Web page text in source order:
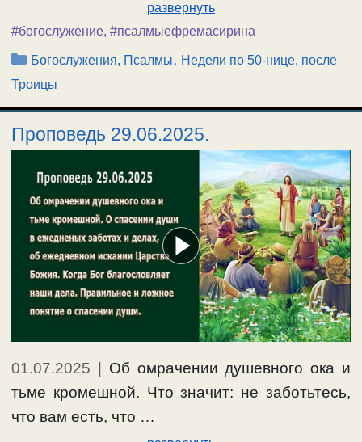
развернуть
#богослужение, #псалмыефремасирина
Рубрики
Богослужения, Псалмы, Недели по 50-нице, после
Троицы
Проповедь 29.06.2025.
01.07.2025
Об омрачении душевного ока и
тьме кромешной. Что значит: не заботьтесь,
что вам есть, что …